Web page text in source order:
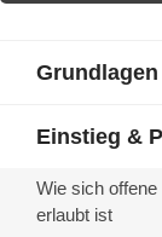
Einstieg &
Wie sich
erlaubt ist